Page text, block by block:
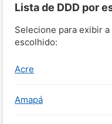
Lista de DDD por
Selecione para exibir
escolhido:
Acre
Amapá